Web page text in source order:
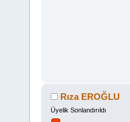
Rıza EROĞLU
Üyelik Sonlandırıldı